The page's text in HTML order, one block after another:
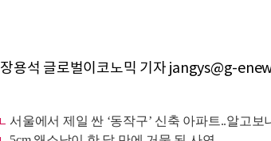
장용석 글로벌이코노믹 기자 jangys@g-